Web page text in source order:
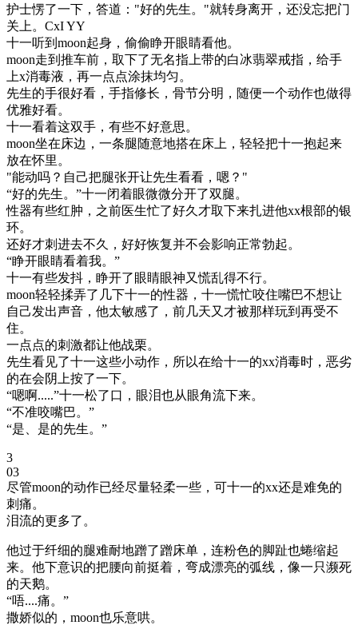
护士愣了一下，答道："好的先生。"就转身离开，还没忘把门
关上。CxI YY
十一听到moon起身，偷偷睁开眼睛看他。
moon走到推车前，取下了无名指上带的白冰翡翠戒指，给手
上x消毒液，再一点点涂抹均匀。
先生的手很好看，手指修长，骨节分明，随便一个动作也做得
优雅好看。
十一看着这双手，有些不好意思。
moon坐在床边，一条腿随意地搭在床上，轻轻把十一抱起来
放在怀里。
"能动吗？自己把腿张开让先生看看，嗯？"
“好的先生。”十一闭着眼微微分开了双腿。
性器有些红肿，之前医生忙了好久才取下来扎进他xx根部的银
环。
还好才刺进去不久，好好恢复并不会影响正常勃起。
“睁开眼睛看着我。”
十一有些发抖，睁开了眼睛眼神又慌乱得不行。
moon轻轻揉弄了几下十一的性器，十一慌忙咬住嘴巴不想让
自己发出声音，他太敏感了，前几天又才被那样玩到再受不
住。
一点点的刺激都让他战栗。
先生看见了十一这些小动作，所以在给十一的xx消毒时，恶劣
的在会阴上按了一下。
“嗯啊.....”十一松了口，眼泪也从眼角流下来。
“不准咬嘴巴。”
“是、是的先生。”
3
03
尽管moon的动作已经尽量轻柔一些，可十一的xx还是难免的
刺痛。
泪流的更多了。
他过于纤细的腿难耐地蹭了蹭床单，连粉色的脚趾也蜷缩起
来。他下意识的把腰向前挺着，弯成漂亮的弧线，像一只濒死
的天鹅。
“唔....痛。”
撒娇似的，moon也乐意哄。